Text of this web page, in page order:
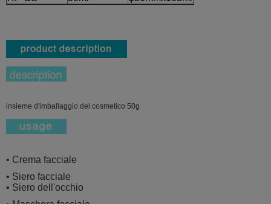
insieme d'imballaggio del cosmetico 50g
• Crema facciale
• Siero facciale
• Siero dell'occhio